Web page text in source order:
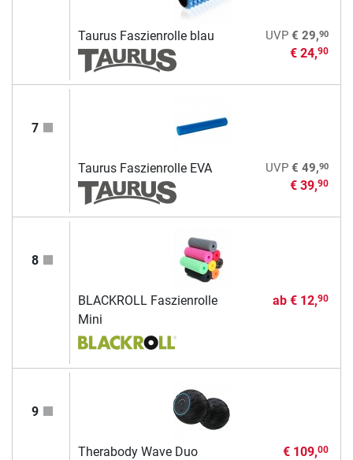
Taurus Faszienrolle blau UVP € 29,90
€ 24,90
7
Taurus Faszienrolle EVA UVP € 49,90
€ 39,90
8
BLACKROLL Faszienrolle
Mini
ab € 12,90
9
Therabody Wave Duo
€ 109,00